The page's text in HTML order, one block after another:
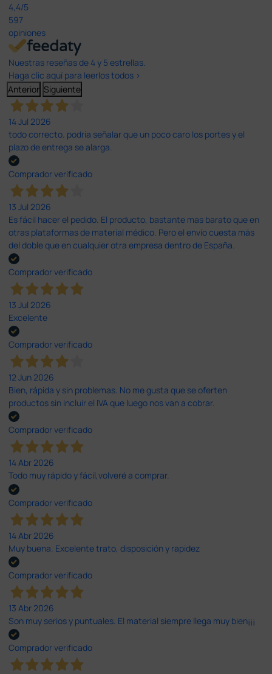
4,4/5
597
opiniones
Nuestras reseñas de 4 y 5 estrellas.
Haga clic aquí para leerlos todos >
Anterior Siguiente
14 Jul 2026
todo correcto. podria señalar que un poco caro los portes y el
plazo de entrega se alarga.
Comprador verificado
13 Jul 2026
Es fácil hacer el pedido. El producto, bastante mas barato que en
otras plataformas de material médico. Pero el envío cuesta más
del doble que en cualquier otra empresa dentro de España.
Comprador verificado
13 Jul 2026
Excelente
Comprador verificado
12 Jun 2026
Bien, rápida y sin problemas. No me gusta que se oferten
productos sin incluir el IVA que luego nos van a cobrar.
Comprador verificado
14 Abr 2026
Todo muy rápido y fácil,volveré a comprar.
Comprador verificado
14 Abr 2026
Muy buena. Excelente trato, disposición y rapidez
Comprador verificado
13 Abr 2026
Son muy serios y puntuales. El material siempre llega muy bien¡¡¡
Comprador verificado